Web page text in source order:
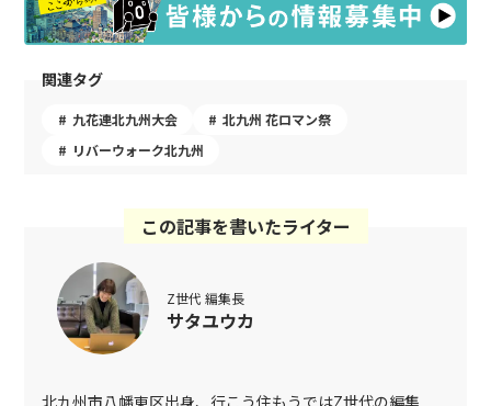
関連タグ
九花連北九州大会
北九州 花ロマン祭
リバーウォーク北九州
この記事を書いたライター
Z世代 編集長
サタユウカ